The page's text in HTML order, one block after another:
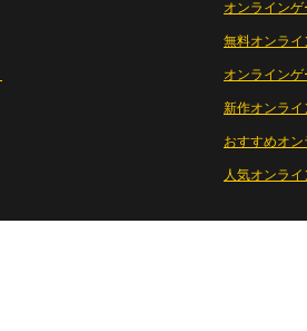
オンラインゲ
無料オンライ
オンライン
新作オンライ
おすすめオ
人気オンラ